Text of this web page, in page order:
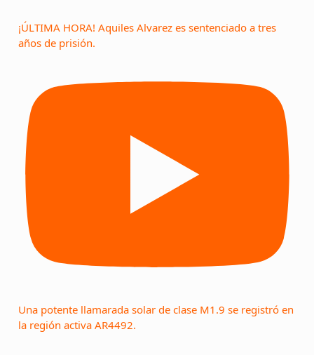
¡ÚLTIMA HORA! Aquiles Alvarez es sentenciado a tres
años de prisión.
Una potente llamarada solar de clase M1.9 se registró en
la región activa AR4492.